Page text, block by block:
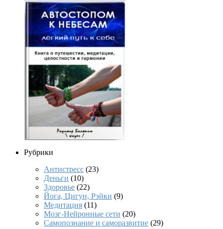
Рубрики
Антистресс (23)
Деньги (10)
Здоровье (22)
Йога, Цигун, Рэйки (9)
Медитация (11)
Мозг-Нейронные сети (20)
Самопознание и саморазвитие (29)